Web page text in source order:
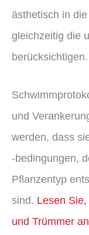
ästhetisch in
gleichzeitig die
berücksichtigen.
und
werden, dass
-bedingungen,
Pflanzentyp
sind. Lesen
und Trümmer